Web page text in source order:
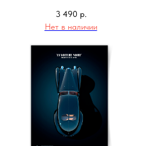
3 490 р.
Нет в наличии